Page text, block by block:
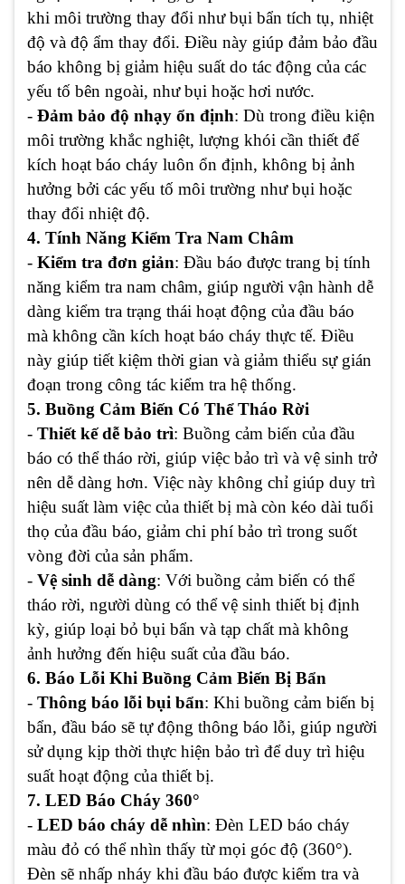
khi môi trường thay đổi như bụi bẩn tích tụ, nhiệt
độ và độ ẩm thay đổi. Điều này giúp đảm bảo đầu
báo không bị giảm hiệu suất do tác động của các
yếu tố bên ngoài, như bụi hoặc hơi nước.
- Đảm bảo độ nhạy ổn định: Dù trong điều kiện
môi trường khắc nghiệt, lượng khói cần thiết để
kích hoạt báo cháy luôn ổn định, không bị ảnh
hưởng bởi các yếu tố môi trường như bụi hoặc
thay đổi nhiệt độ.
4. Tính Năng Kiểm Tra Nam Châm
- Kiểm tra đơn giản: Đầu báo được trang bị tính
năng kiểm tra nam châm, giúp người vận hành dễ
dàng kiểm tra trạng thái hoạt động của đầu báo
mà không cần kích hoạt báo cháy thực tế. Điều
này giúp tiết kiệm thời gian và giảm thiểu sự gián
đoạn trong công tác kiểm tra hệ thống.
5. Buồng Cảm Biến Có Thể Tháo Rời
- Thiết kế dễ bảo trì: Buồng cảm biến của đầu
báo có thể tháo rời, giúp việc bảo trì và vệ sinh trở
nên dễ dàng hơn. Việc này không chỉ giúp duy trì
hiệu suất làm việc của thiết bị mà còn kéo dài tuổi
thọ của đầu báo, giảm chi phí bảo trì trong suốt
vòng đời của sản phẩm.
- Vệ sinh dễ dàng: Với buồng cảm biến có thể
tháo rời, người dùng có thể vệ sinh thiết bị định
kỳ, giúp loại bỏ bụi bẩn và tạp chất mà không
ảnh hưởng đến hiệu suất của đầu báo.
6. Báo Lỗi Khi Buồng Cảm Biến Bị Bẩn
- Thông báo lỗi bụi bẩn: Khi buồng cảm biến bị
bẩn, đầu báo sẽ tự động thông báo lỗi, giúp người
sử dụng kịp thời thực hiện bảo trì để duy trì hiệu
suất hoạt động của thiết bị.
7. LED Báo Cháy 360°
- LED báo cháy dễ nhìn: Đèn LED báo cháy
màu đỏ có thể nhìn thấy từ mọi góc độ (360°).
Đèn sẽ nhấp nháy khi đầu báo được kiểm tra và